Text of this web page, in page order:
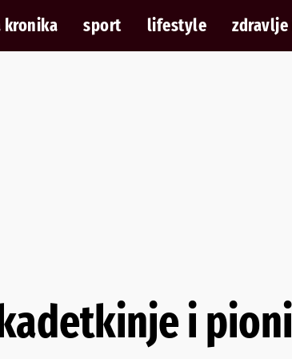
kronika sport lifestyle
i